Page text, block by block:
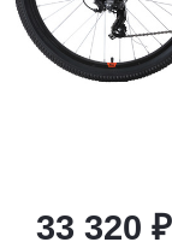
33 320 ₽
25%